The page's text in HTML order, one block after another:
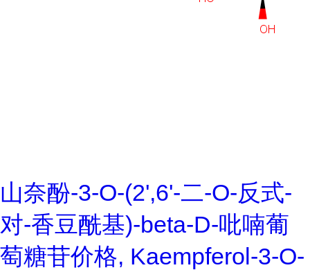
山奈酚-3-O-(2',6'-二-O-反式-
对-香豆酰基)-beta-D-吡喃葡
萄糖苷价格, Kaempferol-3-O-